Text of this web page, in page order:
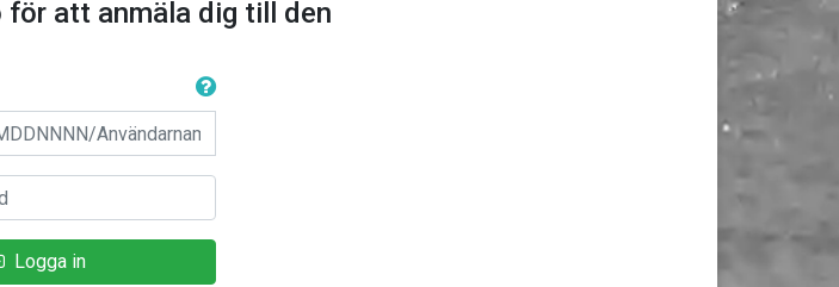
att anmäla dig till den
Logga in